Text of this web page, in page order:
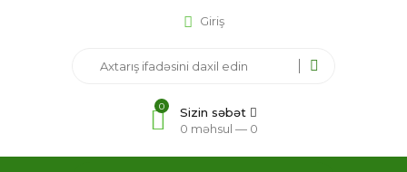
Giriş
0
Sizin səbət
0 məhsul — 0